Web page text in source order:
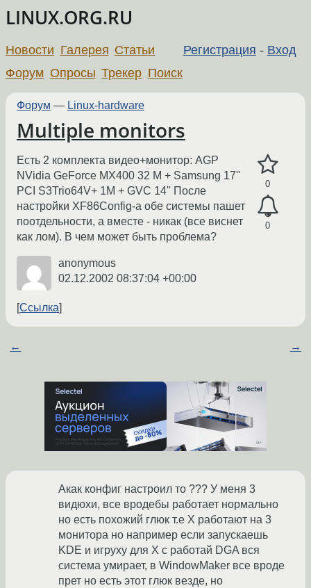
LINUX.ORG.RU
Регистрация - Вход
Новости Галерея Статьи
Форум Опросы Трекер Поиск
Форум — Linux-hardware
Multiple monitors
0
0
Есть 2 комплекта видео+монитор: AGP
NVidia GeForce MX400 32 M + Samsung 17''
PCI S3Trio64V+ 1M + GVC 14'' После
настройки XF86Config-а обе системы пашет
поотдельности, а вместе - никак (все виснет
как лом). В чем может быть проблема?
anonymous
02.12.2002 08:37:04 +00:00
Ссылка
← →
Акак конфиг настроил то ??? У меня 3
видюхи, все вродебы работает нормально
но есть похожий глюк т.е Х работают на 3
монитора но например если запускаешь
KDE и игруху для Х с работай DGA вся
система умирает, в WindowMaker все вроде
прет но есть этот глюк везде, но